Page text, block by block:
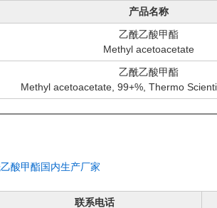
产品名称
乙酰乙酸甲酯
Methyl acetoacetate
乙酰乙酸甲酯
Methyl acetoacetate, 99+%, Thermo
酸甲酯国内生产厂家
联系电话